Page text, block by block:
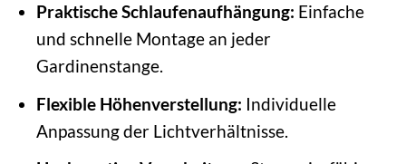
Praktische Schlaufenaufhängung: Einfache
und schnelle Montage an jeder
Gardinenstange.
Flexible Höhenverstellung: Individuelle
Anpassung der Lichtverhältnisse.